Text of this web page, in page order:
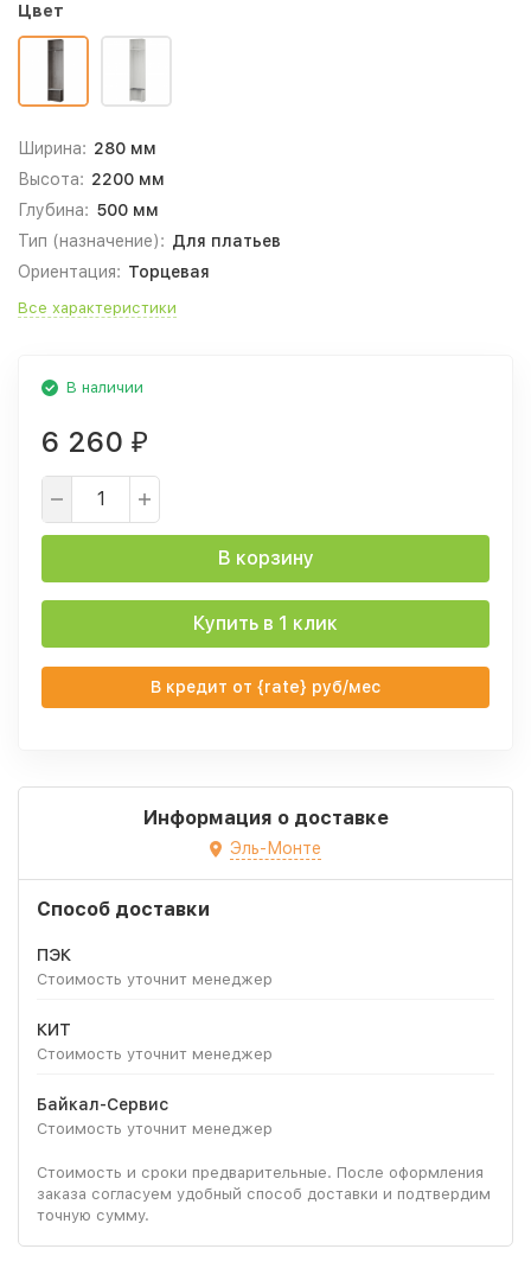
Цвет
Ширина: 280 мм
Высота: 2200 мм
Глубина: 500 мм
Тип (назначение): Для платьев
Ориентация: Торцевая
Все характеристики
В наличии
6 260 ₽
В корзину
Купить в 1 клик
В кредит от {rate} руб/мес
Информация о доставке
Эль-Монте
Способ доставки
ПЭК
Стоимость уточнит менеджер
КИТ
Стоимость уточнит менеджер
Байкал-Сервис
Стоимость уточнит менеджер
Стоимость и сроки предварительные. После оформления
заказа согласуем удобный способ доставки и подтвердим
точную сумму.